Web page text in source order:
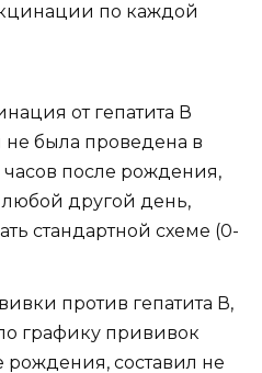
по каждой
от гепатита В
была проведена в
часов после рождения,
другой день,
стандартной схеме (0-
против гепатита В,
графику прививок
рождения, составил не